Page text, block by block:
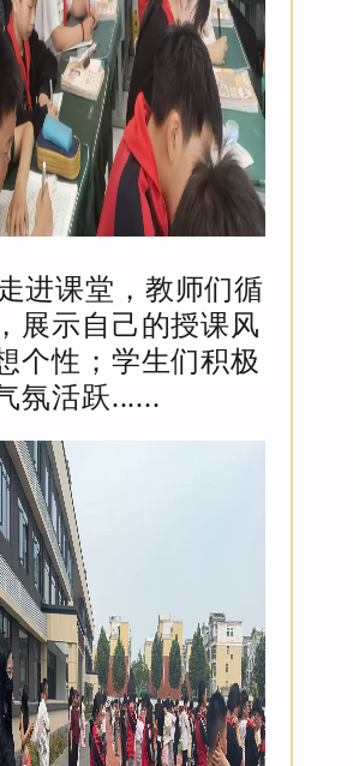
进课堂，教师们循
展示自己的授课风
个性；学生们积极
氛活跃......